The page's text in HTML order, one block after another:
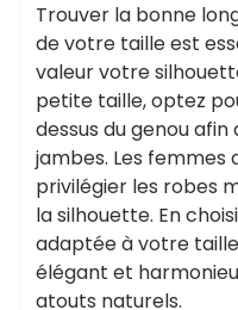
Trouver la bonne
de votre taille est
valeur votre
petite taille, optez
dessus du genou
jambes. Les
privilégier les robes
la silhouette. En
adaptée à votre
élégant et
atouts naturels.